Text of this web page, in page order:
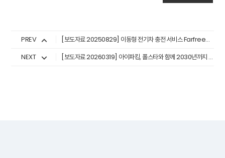
PREV
[보도자료 20250829] 이동형 전기차 충전 서비스 Farfreecar, 공공 대형 전기 청소차 시범운행 협업
NEXT
[보도자료 20260319] 아이파킹, 폴스타와 함께 2030년까지 전국 40개소에 총 400기의 브랜드 충전소 구축 나선다.